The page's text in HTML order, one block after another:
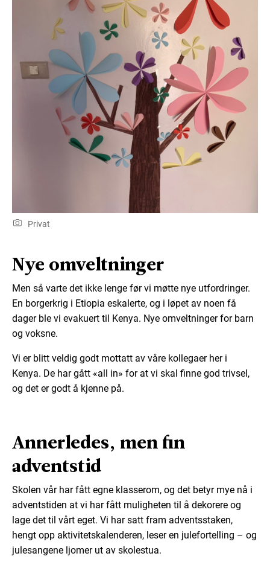
Privat
Nye omveltninger
Men så varte det ikke lenge før vi møtte nye utfordringer.
En borgerkrig i Etiopia eskalerte, og i løpet av noen få
dager ble vi evakuert til Kenya. Nye omveltninger for barn
og voksne.
Vi er blitt veldig godt mottatt av våre kollegaer her i
Kenya. De har gått «all in» for at vi skal finne god trivsel,
og det er godt å kjenne på.
Annerledes, men fin
adventstid
Skolen vår har fått egne klasserom, og det betyr mye nå i
adventstiden at vi har fått muligheten til å dekorere og
lage det til vårt eget. Vi har satt fram adventsstaken,
hengt opp aktivitetskalenderen, leser en julefortelling – og
julesangene ljomer ut av skolestua.